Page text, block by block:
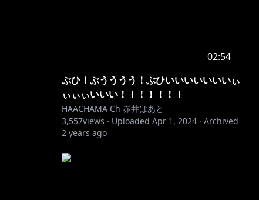
02:54
ぶひ！ぶうううう！ぶひいいいいいいいぃ
ぃぃぃいいい！！！！！！！
HAACHAMA Ch 赤井はあと
3,557views · Uploaded Apr 1, 2024 · Archived
2 years ago